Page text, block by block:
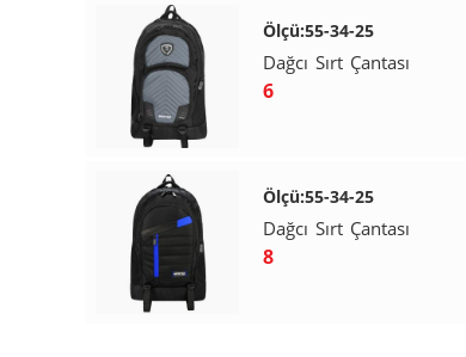
Ölçü:55-34-25
Dağcı Sırt Çantası
6
Ölçü:55-34-25
Dağcı Sırt Çantası
8